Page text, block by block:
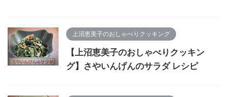
上沼恵美子のおしゃべりクッキング
【上沼恵美子のおしゃべりクッキン
グ】さやいんげんのサラダ レシピ